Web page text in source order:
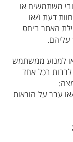
משתמשים או
דעת ו/או
האתר ביחס
עליהם.
למנוע ממשתמש
בכל אחד
או עבר על הוראות